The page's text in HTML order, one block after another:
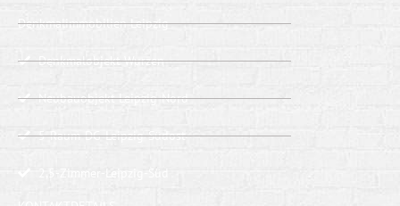
Denkmalimmobilien Leipzig
Denkmalobjekt Wurzen
Neubauobjekt Leipzig-Nord
5-Raum-DG-Leipzig-Südost
2,5-Zimmer-Leipzig-Süd